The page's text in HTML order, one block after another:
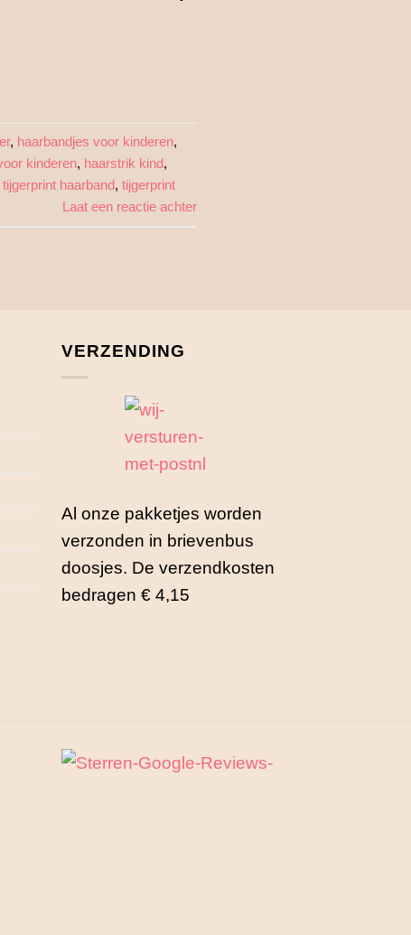
, haarbandjes voor kinderen,
kinderen, haarstrik kind,
tijgerprint haarband, tijgerprint
Laat een reactie achter
VERZENDING
Al onze pakketjes worden
verzonden in brievenbus
doosjes. De verzendkosten
bedragen € 4,15